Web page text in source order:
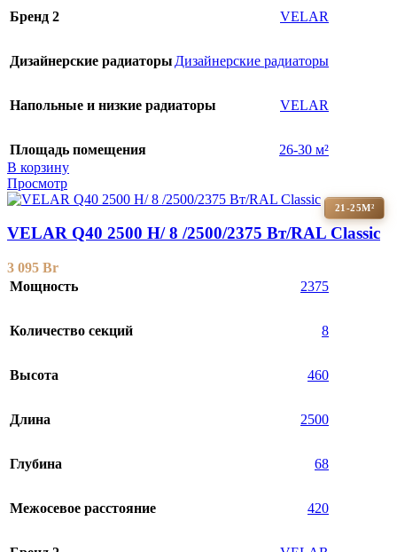
Бренд 2 VELAR
Дизайнерские радиаторы Дизайнерские радиаторы
Напольные и низкие радиаторы VELAR
Площадь помещения
26-30 м²
В корзину
Просмотр
21-25М²
VELAR Q40 2500 H/ 8 /2500/2375 Вт/RAL Classic
3 095 Br
Мощность
2375
Количество секций 8
Высота 460
Длина 2500
Глубина 68
Межосевое расстояние 420